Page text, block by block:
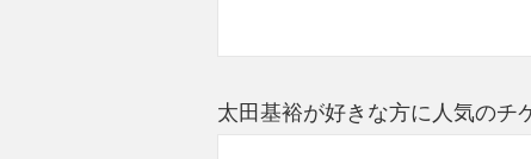
太田基裕が好きな方に人気のチ